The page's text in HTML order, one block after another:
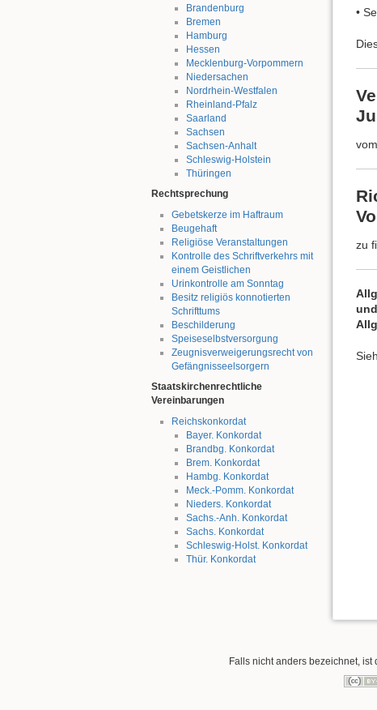
Brandenburg
Bremen
Hamburg
Hessen
Mecklenburg-Vorpommern
Niedersachen
Nordrhein-Westfalen
Rheinland-Pfalz
Saarland
Sachsen
Sachsen-Anhalt
Schleswig-Holstein
Thüringen
Rechtsprechung
Gebetskerze im Haftraum
Beugehaft
Religiöse Veranstaltungen
Kontrolle des Schriftverkehrs mit
einem Geistlichen
Urinkontrolle am Sonntag
Besitz religiös konnotierten
Schrifttums
Beschilderung
Speiseselbstversorgung
Zeugnisverweigerungsrecht von
Gefängnisseelsorgern
Staatskirchenrechtliche
Vereinbarungen
Reichskonkordat
Bayer. Konkordat
Brandbg. Konkordat
Brem. Konkordat
Hambg. Konkordat
Meck.-Pomm. Konkordat
Nieders. Konkordat
Sachs.-Anh. Konkordat
Sachs. Konkordat
Schleswig-Holst. Konkordat
Thür. Konkordat
•
zu
Falls nicht anders bezeichnet,